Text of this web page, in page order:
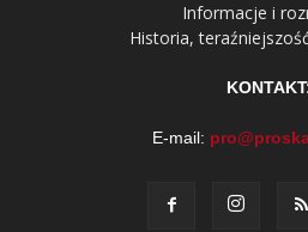
Informacje i
Historia,
E-mail: